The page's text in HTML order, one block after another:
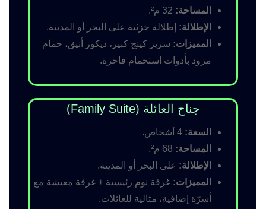
المساحة:
الإطلالة: إطلالة جزئية على البحر أو المدينة.
المميزات: سرير كينج كبير، ديكور أنيق، حمام
مزود بأدوات استحمام فاخرة.
جناح العائلة (Family Suite)
السعة:
المساحة:
الإطلالة: على البحر أو المدينة.
المميزات: غرفة نوم رئيسية + غرفة معيشة مع
أسرّة إضافية، مثالية للعائلات.